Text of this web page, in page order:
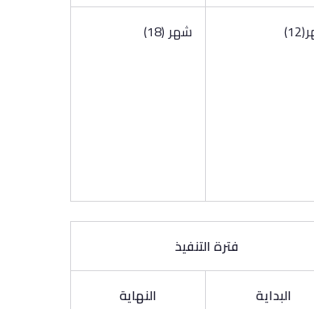
شهر (18)
فترة التنفيذ
البداية النهاية